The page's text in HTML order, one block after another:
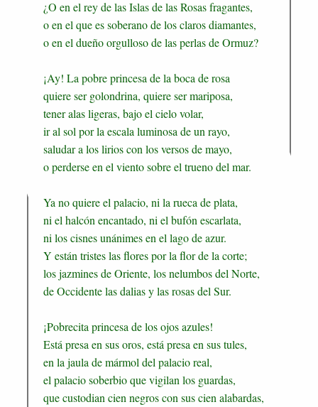
¿O en el rey de las Islas de las Rosas fragantes,
o en el que es soberano de los claros diamantes,
o en el dueño orgulloso de las perlas de Ormuz?
¡Ay! La pobre princesa de la boca de rosa
quiere ser golondrina, quiere ser mariposa,
tener alas ligeras, bajo el cielo volar,
ir al sol por la escala luminosa de un rayo,
saludar a los lirios con los versos de mayo,
o perderse en el viento sobre el trueno del mar.
Ya no quiere el palacio, ni la rueca de plata,
ni el halcón encantado, ni el bufón escarlata,
ni los cisnes unánimes en el lago de azur.
Y están tristes las flores por la flor de la corte;
los jazmines de Oriente, los nelumbos del Norte,
de Occidente las dalias y las rosas del Sur.
¡Pobrecita princesa de los ojos azules!
Está presa en sus oros, está presa en sus tules,
en la jaula de mármol del palacio real,
el palacio soberbio que vigilan los guardas,
que custodian cien negros con sus cien alabardas,